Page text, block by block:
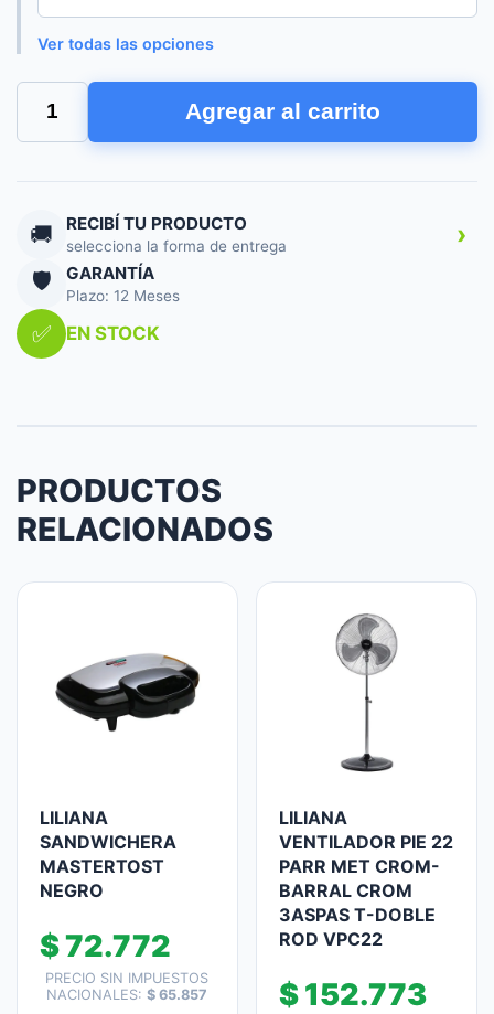
Ver todas las opciones
LILIANA
VENTILADOR
PIE
ASPAS
METAL
VPC20B
cantidad
Agregar al carrito
🚚 RECIBÍ TU PRODUCTO
selecciona la forma de entrega ›
🛡️ GARANTÍA
Plazo: 12 Meses
✅ EN STOCK
PRODUCTOS
RELACIONADOS
LILIANA
SANDWICHERA
MASTERTOST
NEGRO
$72.772
PRECIO SIN IMPUESTOS
NACIONALES:$ 65.857
LILIANA
VENTILADOR PIE 22
PARR MET CROM-
BARRAL CROM
3ASPAS T-DOBLE
ROD VPC22
$152.773